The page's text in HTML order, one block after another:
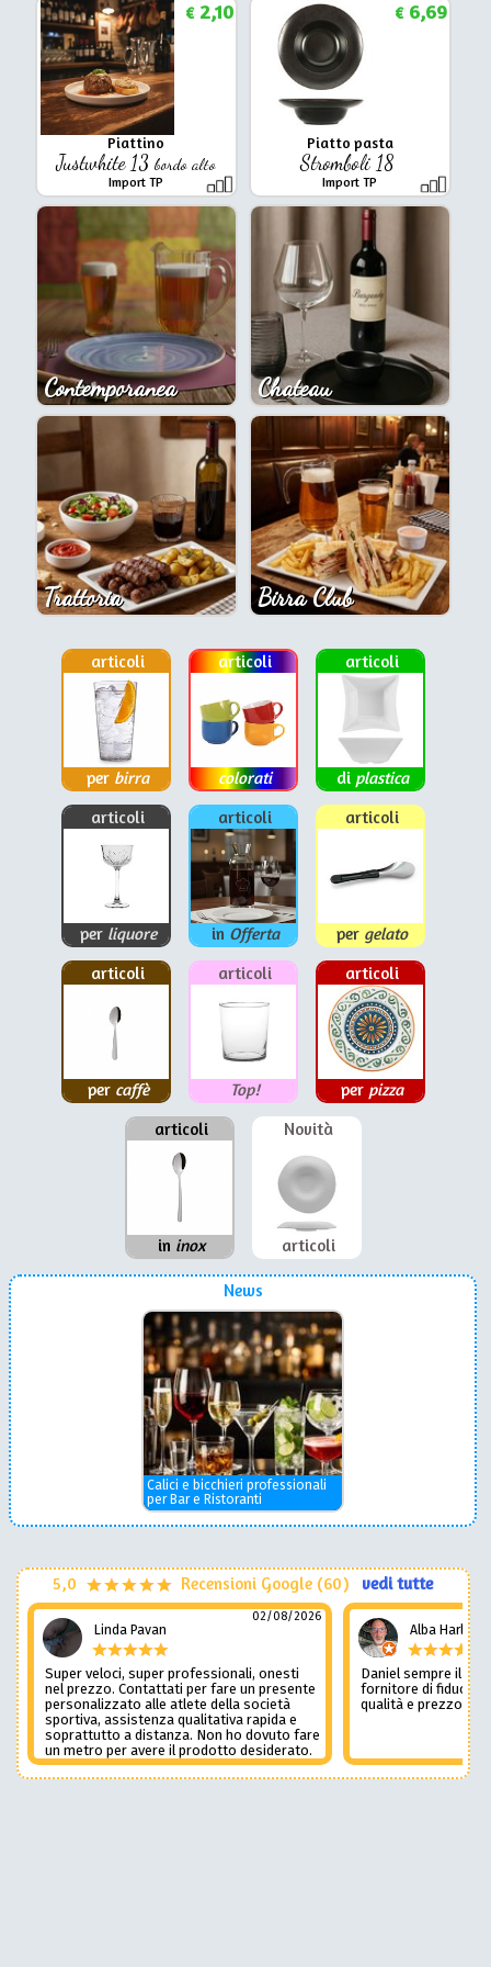
Piattino
Justwhite 13bordo alto
Import TP
€2,10
Piatto pasta
Stromboli 18
Import TP
€6,69
Contemporanea Chateau
Trattoria Birra Club
articoli
per birra
articoli
colorati
articoli
di plastica
articoli
per liquore
articoli
in Offerta
articoli
per gelato
articoli
per caffè
articoli
Top!
articoli
per pizza
articoli
in inox
Novità
articoli
News
Calici e bicchieri professionali
per Bar e Ristoranti
5,0 Recensioni Google (60) vedi tutte
Linda Pavan
02/08/2026
Super veloci, super professionali, onesti
nel prezzo. Contattati per fare un presente
personalizzato alle atlete della società
sportiva, assistenza qualitativa rapida e
soprattutto a distanza. Non ho dovuto fare
un metro per avere il prodotto desiderato.
Una assistenza del genere è rara e
preziosa. Credo li contatterò ancora in
Alba Harley
Daniel sempre il
fornitore di fiducia
qualità e prezzo